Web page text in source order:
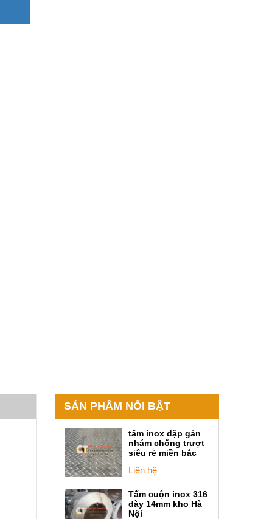
SẢN PHẨM NỔI BẬT
tấm inox dập gân
nhám chống trượt
siêu rẻ miền bắc
Liên hệ
Tấm cuộn inox 316
dày 14mm kho Hà
Nội